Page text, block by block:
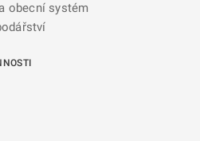
obecní systém